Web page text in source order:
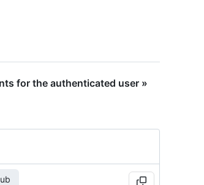
for the authenticated user »